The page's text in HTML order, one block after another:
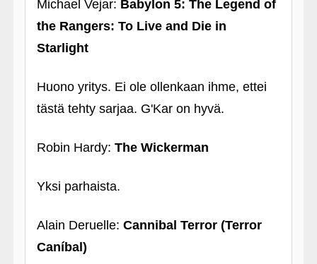
Michael Vejar: Babylon 5: The Legend of
the Rangers: To Live and Die in
Starlight
Huono yritys. Ei ole ollenkaan ihme, ettei
tästä tehty sarjaa. G'Kar on hyvä.
Robin Hardy: The Wickerman
Yksi parhaista.
Alain Deruelle: Cannibal Terror (Terror
Caníbal)